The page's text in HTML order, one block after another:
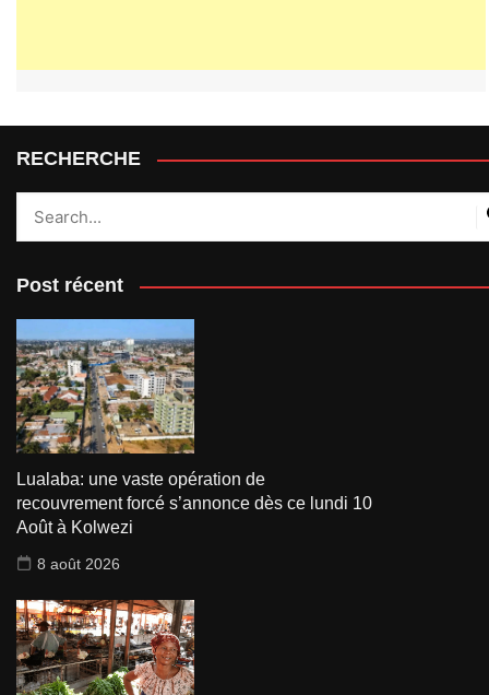
RECHERCHE
Post récent
Lualaba: une vaste opération de
recouvrement forcé s’annonce dès ce lundi 10
Août à Kolwezi
8 août 2026